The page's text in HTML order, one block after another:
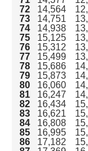
72
14,564
73
14,751
74
14,938
75
15,125
76
15,312
77
15,499
78
15,686
79
15,873
80
16,060
81
16,247
82
16,434
83
16,621
84
16,808
85
16,995
86
17,182